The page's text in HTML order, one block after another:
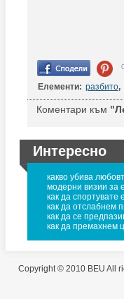
Елементи: разбито,
Коментари към
Интересно
какво убива
модерни визии за
как да спортувате
как да отслабнем
как да се
как да премахнем
Copyright © 2010 BEU All